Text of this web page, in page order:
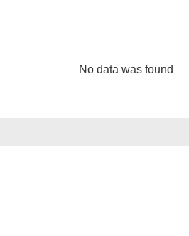
No data was found